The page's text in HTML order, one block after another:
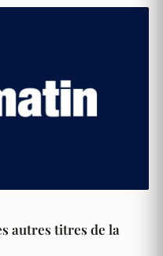
autres titres de la